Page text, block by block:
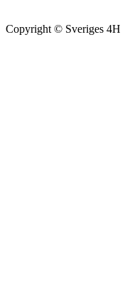
Copyright © Sveriges 4H